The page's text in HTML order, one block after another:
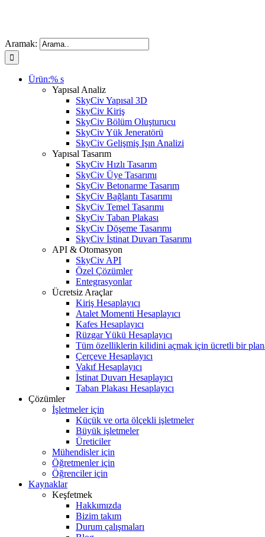
Aramak:
Ürün:% s
Yapısal Analiz
SkyCiv Yapısal 3D
SkyCiv Kiriş
SkyCiv Bölüm Oluşturucu
SkyCiv Yük Jeneratörü
SkyCiv Gelişmiş Işın Analizi
Yapısal Tasarım
SkyCiv Hızlı Tasarım
SkyCiv Üye Tasarımı
SkyCiv Betonarme Tasarım
SkyCiv Bağlantı Tasarımı
SkyCiv Temel Tasarımı
SkyCiv Taban Plakası
SkyCiv Döşeme Tasarımı
SkyCiv İstinat Duvarı Tasarımı
API & Otomasyon
SkyCiv API
Özel Çözümler
Entegrasyonlar
Ücretsiz Araçlar
Kiriş Hesaplayıcı
Atalet Momenti Hesaplayıcı
Kafes Hesaplayıcı
Rüzgar Yükü Hesaplayıcı
Tüm özelliklerin kilidini açmak için ücretli bir
Çerçeve Hesaplayıcı
Vakıf Hesaplayıcı
İstinat Duvarı Hesaplayıcı
Taban Plakası Hesaplayıcı
Çözümler
İşletmeler için
Küçük ve orta ölçekli işletmeler
Büyük işletmeler
Üreticiler
Mühendisler için
Öğretmenler için
Öğrenciler için
Kaynaklar
Keşfetmek
Hakkımızda
Bizim takım
Durum çalışmaları